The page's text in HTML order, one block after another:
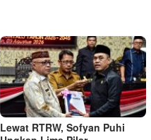
Lewat RTRW, Sofyan Puhi